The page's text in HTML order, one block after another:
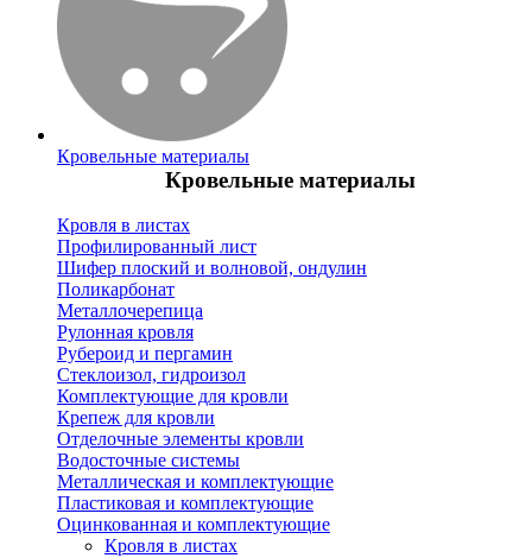
Кровельные материалы
Кровельные материалы
Кровля в листах
Профилированный лист
Шифер плоский и волновой, ондулин
Поликарбонат
Металлочерепица
Рулонная кровля
Рубероид и пергамин
Стеклоизол, гидроизол
Комплектующие для кровли
Крепеж для кровли
Отделочные элементы кровли
Водосточные системы
Металлическая и комплектующие
Пластиковая и комплектующие
Оцинкованная и комплектующие
Кровля в листах